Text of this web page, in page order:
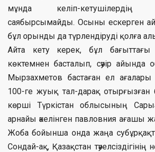
мұнда келіп-
саябырсымайды. Осыны ескерген
бұл орынды да түрлендіруді қолға
Айта кету керек, бұл
көктемнен басталып, сәуір айында
Мырзахметов бастаған ел ағалары
100-ге жуық тал-дарақ отырғызған
көрші Түркістан облысының
арнайы әкелінген павловния ағашы
Жоба бойынша онда жаңа
Сондай-ақ, Қазақстан тәуелсіздігінің